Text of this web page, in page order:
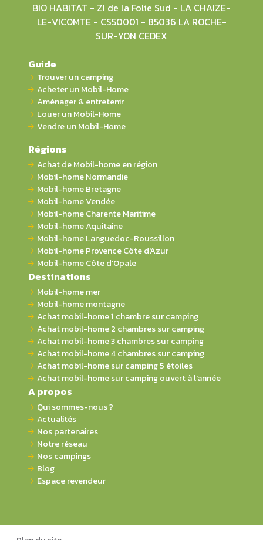
BIO HABITAT - ZI de la Folie Sud - LA CHAIZE-
LE-VICOMTE - CS50001 - 85036 LA ROCHE-
SUR-YON CEDEX
Guide
Trouver un camping
Acheter un Mobil-Home
Aménager & entretenir
Louer un Mobil-Home
Vendre un Mobil-Home
Régions
Achat de Mobil-home en région
Mobil-home Normandie
Mobil-home Bretagne
Mobil-home Vendée
Mobil-home Charente Maritime
Mobil-home Aquitaine
Mobil-home Languedoc-Roussillon
Mobil-home Provence Côte d'Azur
Mobil-home Côte d'Opale
Destinations
Mobil-home mer
Mobil-home montagne
Achat mobil-home 1 chambre sur camping
Achat mobil-home 2 chambres sur camping
Achat mobil-home 3 chambres sur camping
Achat mobil-home 4 chambres sur camping
Achat mobil-home sur camping 5 étoiles
Achat mobil-home sur camping ouvert à l'année
A propos
Qui sommes-nous ?
Actualités
Nos partenaires
Notre réseau
Nos campings
Blog
Espace revendeur